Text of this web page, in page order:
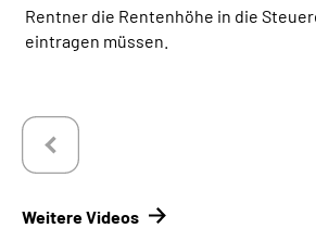
Rentner die Rentenhöhe in die
eintragen müssen.
Weitere Videos